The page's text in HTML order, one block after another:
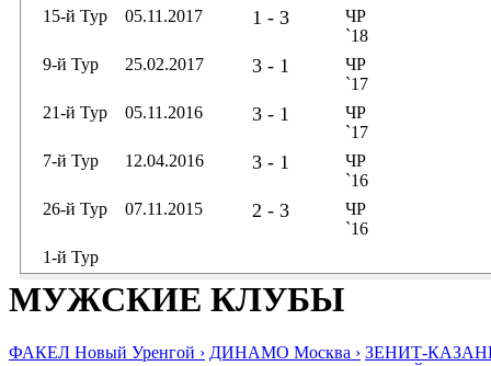
15-й Тур
05.11.2017 1 - 3
ЧР
`18
9-й Тур
25.02.2017 3 - 1
ЧР
`17
21-й Тур
05.11.2016 3 - 1
ЧР
`17
7-й Тур
12.04.2016 3 - 1
ЧР
`16
26-й Тур
07.11.2015 2 - 3
ЧР
`16
1-й Тур
МУЖСКИЕ КЛУБЫ
ФАКЕЛ Новый Уренгой › ДИНАМО Москва › ЗЕНИТ-